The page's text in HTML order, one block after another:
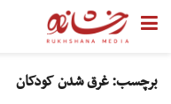
برچسب:غرق شدن کودکان